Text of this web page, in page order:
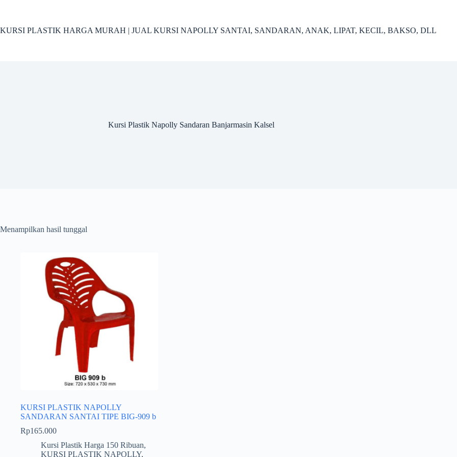
KURSI PLASTIK HARGA MURAH | JUAL KURSI NAPOLLY SANTAI, SANDARAN, ANAK, LIPAT, KECIL, BAKSO, DLL
Kursi Plastik Napolly Sandaran Banjarmasin Kalsel
Menampilkan hasil tunggal
KURSI PLASTIK NAPOLLY
SANDARAN SANTAI TIPE BIG-909 b
Rp165.000
Kursi Plastik Harga 150 Ribuan,
KURSI PLASTIK NAPOLLY,